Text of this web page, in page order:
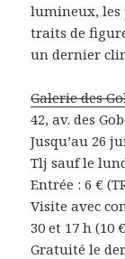
lumineux, les
traits de
un dernier
Galerie des
42, av. des
Jusqu’au 26
Tlj sauf le
Entrée : 6 €
Visite avec
30 et 17 h (10
Gratuité le